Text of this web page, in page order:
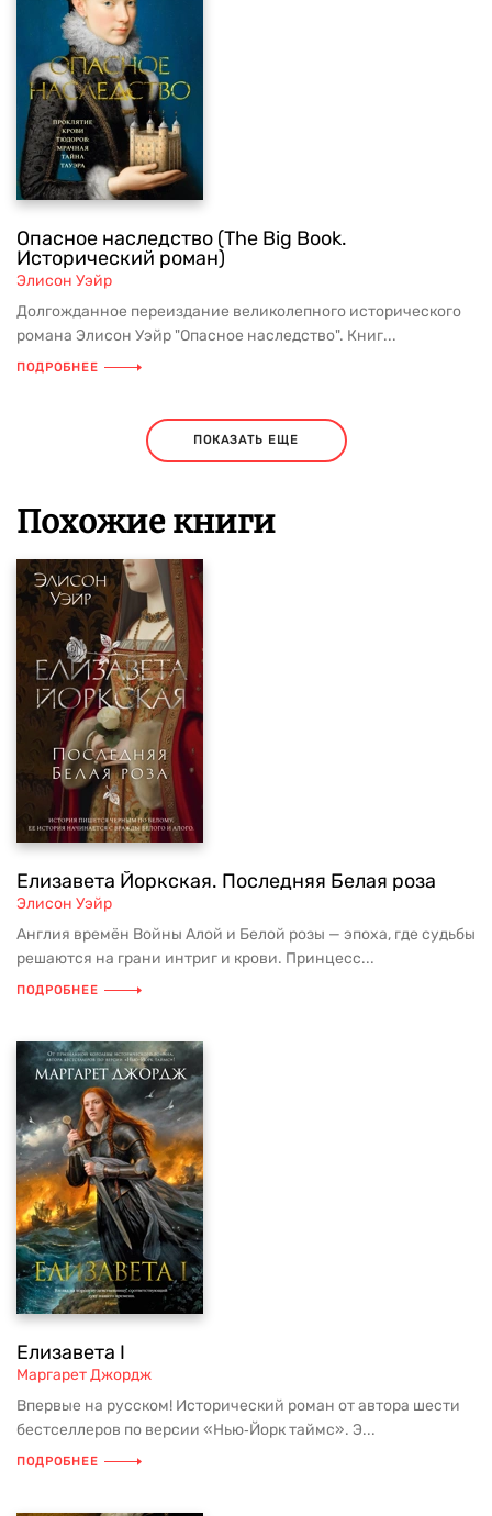
Опасное наследство (The Big Book.
Исторический роман)
Элисон Уэйр
Долгожданное переиздание великолепного исторического
романа Элисон Уэйр "Опасное наследство". Книг...
ПОДРОБНЕЕ
ПОКАЗАТЬ ЕЩЕ
Похожие книги
Елизавета Йоркская. Последняя Белая роза
Элисон Уэйр
Англия времён Войны Алой и Белой розы — эпоха, где судьбы
решаются на грани интриг и крови. Принцесс...
ПОДРОБНЕЕ
Елизавета I
Маргарет Джордж
Впервые на русском! Исторический роман от автора шести
бестселлеров по версии «Нью‑Йорк таймс». Э...
ПОДРОБНЕЕ